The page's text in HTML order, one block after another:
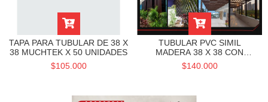
TAPA PARA TUBULAR DE 38 X
38 MUCHTEK X 50 UNIDADES
$105.000
TUBULAR PVC SIMIL
MADERA 38 X 38 CON
REFUERZO MUCHTEK
$140.000